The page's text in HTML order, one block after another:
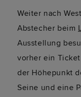
Weiter nach
Abstecher beim
Ausstellung
vorher ein
der Höhepunkt
Seine und eine